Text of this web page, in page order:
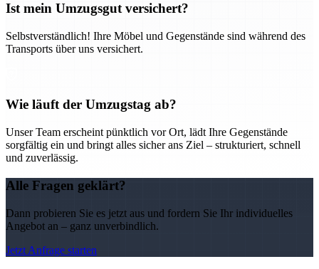
Ist mein Umzugsgut versichert?
Selbstverständlich! Ihre Möbel und Gegenstände sind während des
Transports über uns versichert.
Wie läuft der Umzugstag ab?
Unser Team erscheint pünktlich vor Ort, lädt Ihre Gegenstände
sorgfältig ein und bringt alles sicher ans Ziel – strukturiert, schnell
und zuverlässig.
Alle Fragen geklärt?
Dann probieren Sie es jetzt aus und fordern Sie Ihr individuelles
Angebot an – ganz unverbindlich.
Jetzt Anfrage starten